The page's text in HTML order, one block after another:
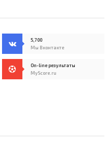
5,700
Мы Вконтакте
On-line результаты
MyScore.ru